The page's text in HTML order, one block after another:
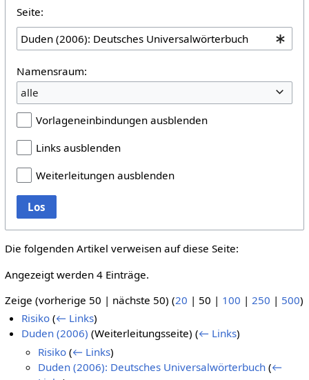
Seite:
Namensraum:
alle
Vorlageneinbindungen ausblenden
Links ausblenden
Weiterleitungen ausblenden
Los
Die folgenden Artikel verweisen auf diese Seite:
Angezeigt werden 4 Einträge.
Zeige (vorherige 50 | nächste 50) (20 | 50 | 100 | 250 | 500)
Risiko (← Links)
Duden (2006) (Weiterleitungsseite)(← Links)
Risiko (← Links)
Duden (2006): Deutsches Universalwörterbuch (←